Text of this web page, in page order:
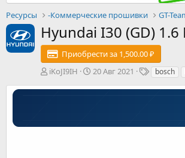
Ресурсы -Коммерческие прошивки GT-
Hyundai I30 (GD) 1.6
Приобрести за 1,500.00 ₽
А
т
iKoJI9IH
Д
т
о
20 Авг 2021
Т
г
bosch